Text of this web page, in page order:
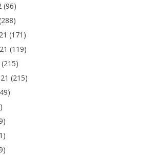
(96)
(171)
(119)
(215)
(215)